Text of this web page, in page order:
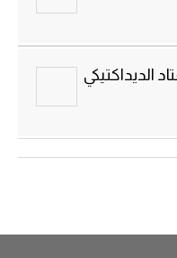
الديداكتيكي